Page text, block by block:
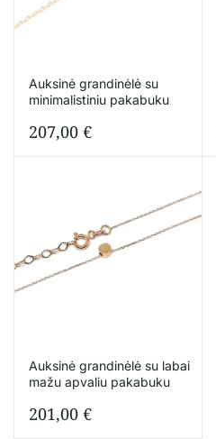
Auksinė grandinėlė su
minimalistiniu pakabuku
207,00 €
Auksinė grandinėlė su labai
mažu apvaliu pakabuku
201,00 €